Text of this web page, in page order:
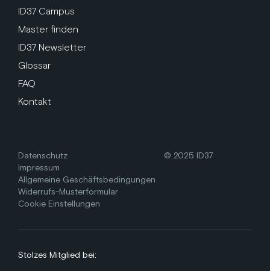
ID37 Campus
Master finden
ID37 Newsletter
Glossar
FAQ
Kontakt
Datenschutz
Impressum
Allgemeine Geschäftsbedingungen
Widerrufs-Musterformular
Cookie Einstellungen
© 2025 ID37
Stolzes Mitglied bei: